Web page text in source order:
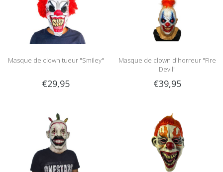
Masque de clown tueur "Smiley"
€29,95
Masque de clown d'horreur "Fire
Devil"
€39,95